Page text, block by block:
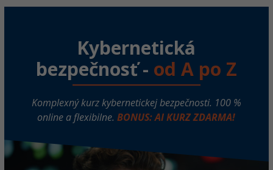
Kybernetická
bezpečnosť - od A po Z
Komplexný kurz kybernetickej bezpečnosti. 100 %
online a flexibilne.BONUS: AI KURZ ZDARMA!